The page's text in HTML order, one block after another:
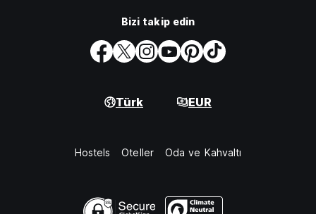
Bizi takip edin
Türk EUR
Hostels Oteller Oda ve Kahvaltı